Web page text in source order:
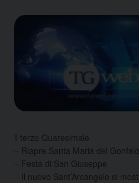
il terzo Quaresimale
– Riapre Santa Maria del
– Festa di San Giuseppe
– Il nuovo Sant’Arcangelo si